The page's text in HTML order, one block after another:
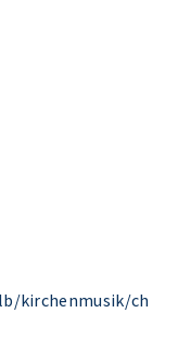
kirchenmusik/ch